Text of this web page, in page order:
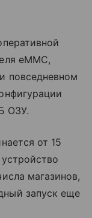
eMMC,
повседневном
ОЗУ.
от 15
магазинов,
запуск еще